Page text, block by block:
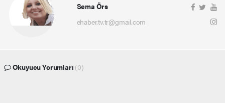
Sema Örs
ehaber.tv.tr@gmail.com
Okuyucu Yorumları (0)